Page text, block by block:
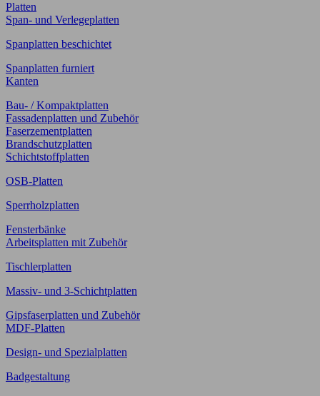
Platten
Span- und Verlegeplatten
Spanplatten beschichtet
Spanplatten furniert
Kanten
Bau- / Kompaktplatten
Fassadenplatten und Zubehör
Faserzementplatten
Brandschutzplatten
Schichtstoffplatten
OSB-Platten
Sperrholzplatten
Fensterbänke
Arbeitsplatten mit Zubehör
Tischlerplatten
Massiv- und 3-Schichtplatten
Gipsfaserplatten und Zubehör
MDF-Platten
Design- und Spezialplatten
Badgestaltung